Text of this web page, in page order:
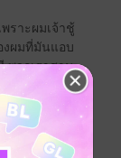
ราะผมเจ้าชู้
งผมที่มันแอบ
พวกเราสาม
นั้นทั้งผมและ
อมาครอบ
อ้น้องชาย